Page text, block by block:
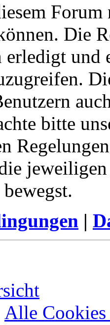
Die
und
bitte
|
Alle Cookies